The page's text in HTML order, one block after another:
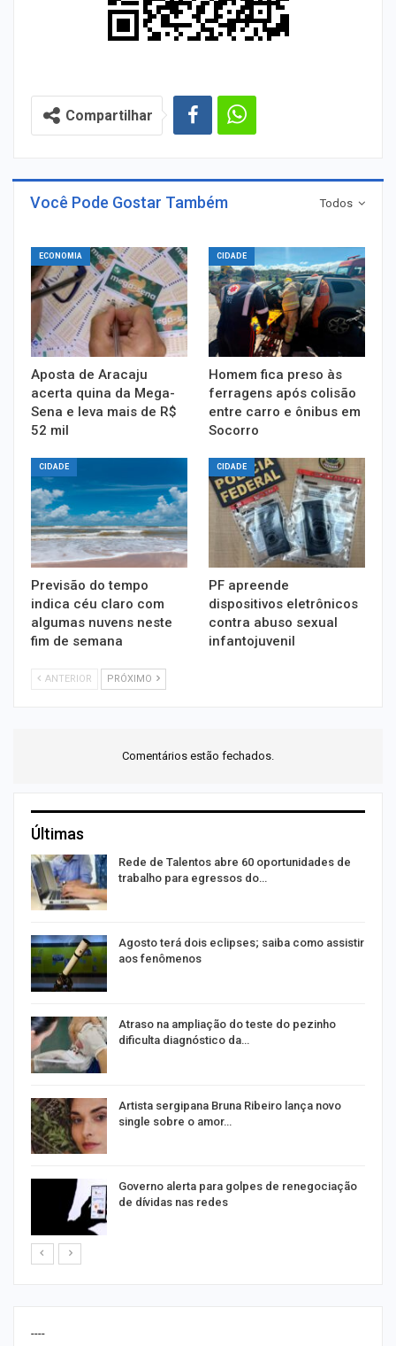
Compartilhar
Todos
Você Pode Gostar Também
ECONOMIA
Aposta de Aracaju
acerta quina da Mega-
Sena e leva mais de R$
52 mil
CIDADE
Homem fica preso às
ferragens após colisão
entre carro e ônibus em
Socorro
CIDADE
Previsão do tempo
indica céu claro com
algumas nuvens neste
fim de semana
CIDADE
PF apreende
dispositivos eletrônicos
contra abuso sexual
infantojuvenil
ANTERIOR PRÓXIMO
Comentários estão fechados.
Últimas
Rede de Talentos abre 60 oportunidades de
trabalho para egressos do…
Agosto terá dois eclipses; saiba como assistir
aos fenômenos
Atraso na ampliação do teste do pezinho
dificulta diagnóstico da…
Artista sergipana Bruna Ribeiro lança novo
single sobre o amor…
Governo alerta para golpes de renegociação
de dívidas nas redes
----